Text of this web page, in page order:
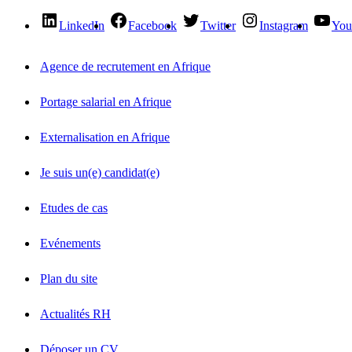
LinkedIn Facebook Twitter Instagram
Agence de recrutement en Afrique
Portage salarial en Afrique
Externalisation en Afrique
Je suis un(e) candidat(e)
Etudes de cas
Evénements
Plan du site
Actualités RH
Déposer un CV